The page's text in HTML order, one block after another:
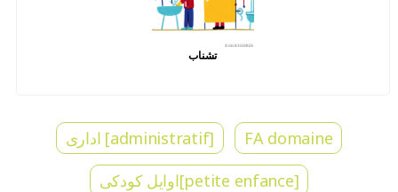
تشناب
FA domaine
[administratif] اداری
[petite enfance]اوایل کودکی